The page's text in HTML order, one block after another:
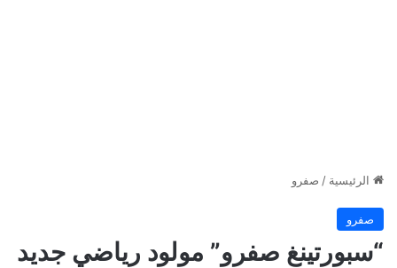
الرئيسية / صفرو
صفرو
“سبورتينغ صفرو” مولود رياضي جديد